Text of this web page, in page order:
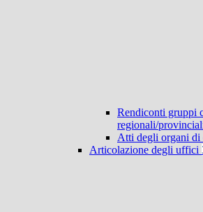
Rendiconti gruppi
regionali/
Atti degli organi di
Articolazione degli uffici